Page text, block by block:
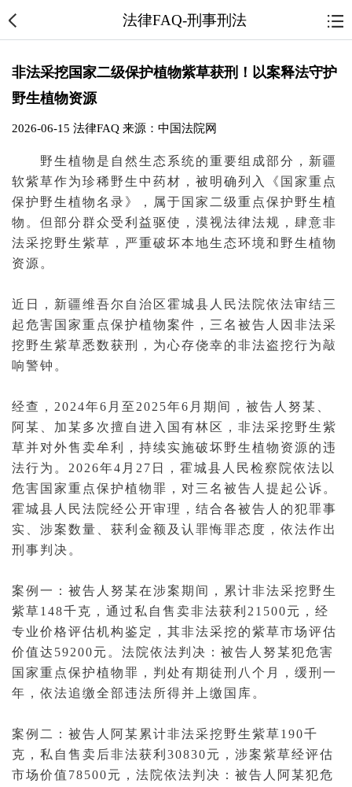
法律FAQ-刑事刑法
非法采挖国家二级保护植物紫草获刑！以案释法守护
野生植物资源
2026-06-15 法律FAQ来源：中国法院网
野生植物是自然生态系统的重要组成部分，新疆
软紫草作为珍稀野生中药材，被明确列入《国家重点
保护野生植物名录》，属于国家二级重点保护野生植
物。但部分群众受利益驱使，漠视法律法规 ，肆意非
法采挖野生紫草，严重破坏本地生态环境和野生植物
资源。
近日，新疆维吾尔自治区霍城县人民法院依法审结三
起危害国家重点保护植物案件 ，三名被告 人因非法采
挖野生紫草悉数获刑，为心存侥幸的非法盗挖行为敲
响警钟。
经查，2024年6月至2025年6月期间，被告人努某、
阿某、加某多次擅自进入国有林区，非法采挖野生紫
草并对外售卖牟利，持续实施破坏野生植物资源的违
法行为 。2026年4月27日，霍城县人民检察院依法以
危害国家重点保护植物罪，对三名被告人提起公诉 。
霍城县人民法院经公开审理 ，结合各被告人的犯罪事
实
、涉案数量、获利金额及认罪悔罪态度，依法作出
刑事判决 。
案例一：被告人努某在涉案期间，累计非法采挖野生
紫草148千克，通过私自售卖非法获利21500元，经
专业价格评估机构鉴定，其非法采挖的紫草市场评估
价值达59200元。法院依法判决：被告人努某犯危害
国家重点保护植物罪，判处有期徒刑 八个月，缓刑一
年，依法追缴全部违法所得并上缴国库。
案例二：被告人阿某累计非法采挖野生紫草190千
克，私自售卖后非法获利30830元，涉案紫草经评估
市场价值78500元，法院依法判决：被告人阿某犯危